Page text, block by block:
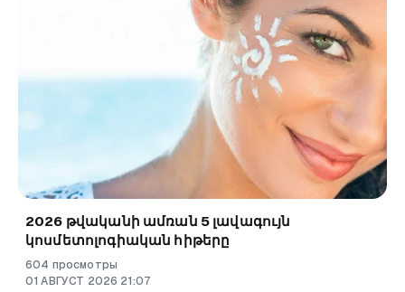
2026 թվականի ամռան 5 լավագույն
կոսմետոլոգիական հիթերը
604 просмотры
01 АВГУСТ 2026 21:07